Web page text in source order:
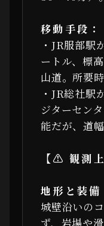
移動手段：
・JR服部駅
ートル、標
山道。所要
・JR総社駅
ジターセン
能だが、道
【⚠ 観測
地形と装備
城壁沿いの
ず、岩場や